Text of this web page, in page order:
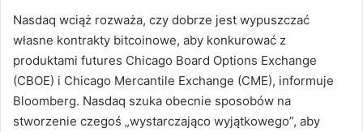
Nasdaq wciąż rozważa, czy dobrze jest wypuszczać
własne kontrakty bitcoinowe, aby konkurować z
produktami futures Chicago Board Options Exchange
(CBOE) i Chicago Mercantile Exchange (CME), informuje
Bloomberg. Nasdaq szuka obecnie sposobów na
stworzenie czegoś „wystarczająco wyjątkowego”, aby